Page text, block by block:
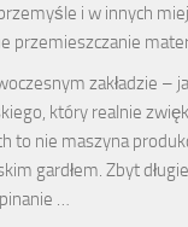
i w innych
przemieszczanie
zakładzie –
który realnie
to nie maszyna
gardłem. Zbyt
…